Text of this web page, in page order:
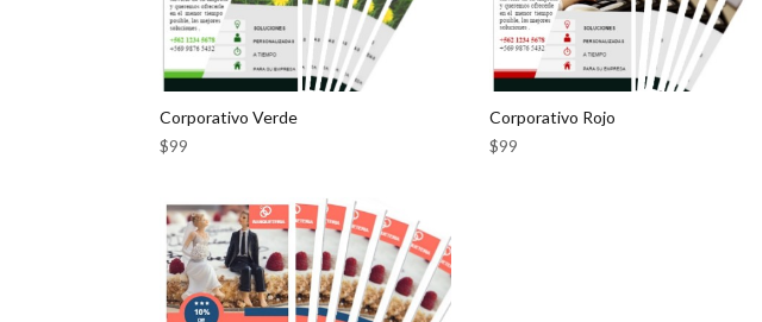
Corporativo Verde
$99
Corporativo Rojo
$99